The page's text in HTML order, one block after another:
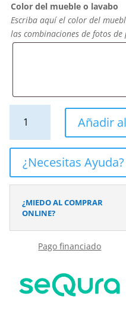
Color del mueble o lavabo
Escriba aquí el color del
las combinaciones de fotos
baño
CARLOTTA
color
-
con
lavabo
Añadir
¿Necesitas Ayuda?
¿MIEDO AL COMPRAR
ONLINE?
Pago financiado